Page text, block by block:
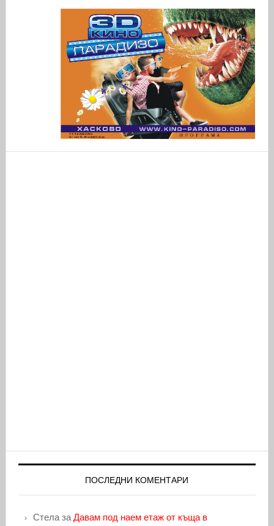
ПОСЛЕДНИ КОМЕНТАРИ
Стелаза Давам под наем етаж от къща в